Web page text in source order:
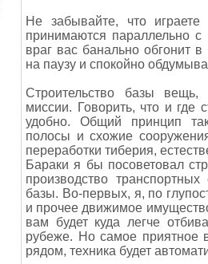
Не забывайте, что
принимаются параллельно с
враг вас банально обгонит в
на паузу и спокойно
Строительство базы вещь,
миссии. Говорить, что и где
удобно. Общий принцип
полосы и схожие
переработки тиберия,
Бараки я бы посоветовал
производство
базы. Во-первых, я, по
и прочее движимое
вам будет куда легче
рубеже. Но самое приятное
рядом, техника будет